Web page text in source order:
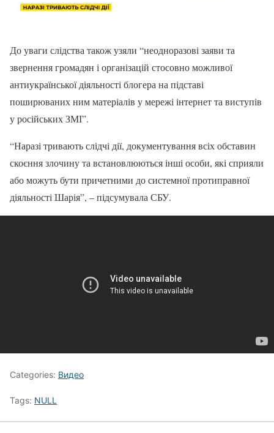
До уваги слідства також узяли “неодноразові заяви та
звернення громадян і організацій стосовно можливої
антиукраїнської діяльності блогера на підставі
поширюваних ним матеріалів у мережі інтернет та виступів
у російських ЗМІ”.
“Наразі тривають слідчі дії, документування всіх обставин
скоєння злочину та встановлюються інші особи, які сприяли
або можуть бути причетними до системної протиправної
діяльності Шарія”, – підсумувала СБУ.
Categories: Видео
Tags: NULL